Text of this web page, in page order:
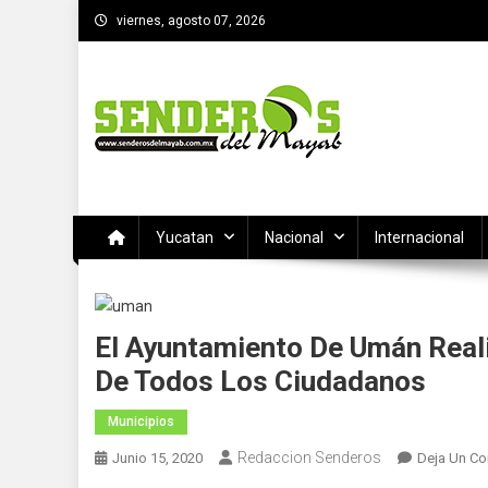
Saltar
al
viernes, agosto 07, 2026
Yucatan Nacional Internacional
El Ayuntamiento De Umán
De Todos Los Ciudadanos
Municipios
Junio 15, 2020 Redaccion Senderos Deja Un